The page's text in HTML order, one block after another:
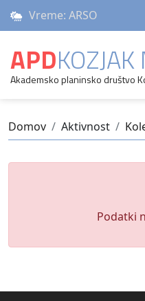
Vreme: ARSO
APD
Akademsko planinsko društvo
Domov Aktivnost
Podatki